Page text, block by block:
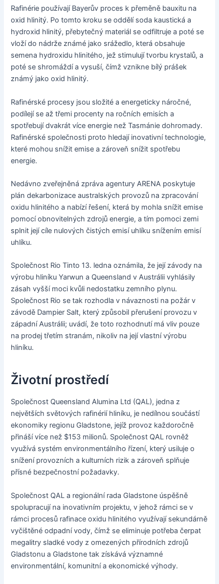
Rafinérie používají Bayerův proces k přeměně bauxitu na
oxid hlinitý. Po tomto kroku se oddělí soda kaustická a
hydroxid hlinitý, přebytečný materiál se odfiltruje a poté se
vloží do nádrže známé jako srážedlo, která obsahuje
semena hydroxidu hlinitého, jež stimulují tvorbu krystalů, a
poté se shromáždí a vysuší, čímž vznikne bílý prášek
známý jako oxid hlinitý.
Rafinérské procesy jsou složité a energeticky náročné,
podílejí se až třemi procenty na ročních emisích a
spotřebují dvakrát více energie než Tasmánie dohromady.
Rafinérské společnosti proto hledají inovativní technologie,
které mohou snížit emise a zároveň snížit spotřebu
energie.
Nedávno zveřejněná zpráva agentury ARENA poskytuje
plán dekarbonizace australských provozů na zpracování
oxidu hlinitého a nabízí řešení, která by mohla snížit emise
pomocí obnovitelných zdrojů energie, a tím pomoci zemi
splnit její cíle nulových čistých emisí uhlíku snížením emisí
uhlíku.
Společnost Rio Tinto 13. ledna oznámila, že její závody na
výrobu hliníku Yarwun a Queensland v Austrálii vyhlásily
zásah vyšší moci kvůli nedostatku zemního plynu.
Společnost Rio se tak rozhodla v návaznosti na požár v
závodě Dampier Salt, který způsobil přerušení provozu v
západní Austrálii; uvádí, že toto rozhodnutí má vliv pouze
na prodej třetím stranám, nikoliv na její vlastní výrobu
hliníku.
Životní prostředí
Společnost Queensland Alumina Ltd (QAL), jedna z
největších světových rafinérií hliníku, je nedílnou součástí
ekonomiky regionu Gladstone, jejíž provoz každoročně
přináší více než $153 milionů. Společnost QAL rovněž
využívá systém environmentálního řízení, který usiluje o
snížení provozních a kulturních rizik a zároveň splňuje
přísné bezpečnostní požadavky.
Společnost QAL a regionální rada Gladstone úspěšně
spolupracují na inovativním projektu, v jehož rámci se v
rámci procesů rafinace oxidu hlinitého využívají sekundárně
vyčištěné odpadní vody, čímž se eliminuje potřeba čerpat
megalitry sladké vody z omezených přírodních zdrojů
Gladstonu a Gladstone tak získává významné
environmentální, komunitní a ekonomické výhody.